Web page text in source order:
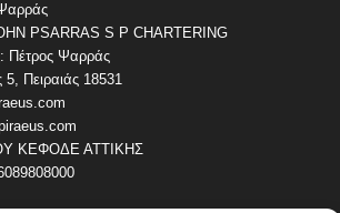
PSARRAS S P CHARTERING
Πέτρος Ψαρράς
Πειραιάς 18531
ΚΕΦΟΔΕ ΑΤΤΙΚΗΣ